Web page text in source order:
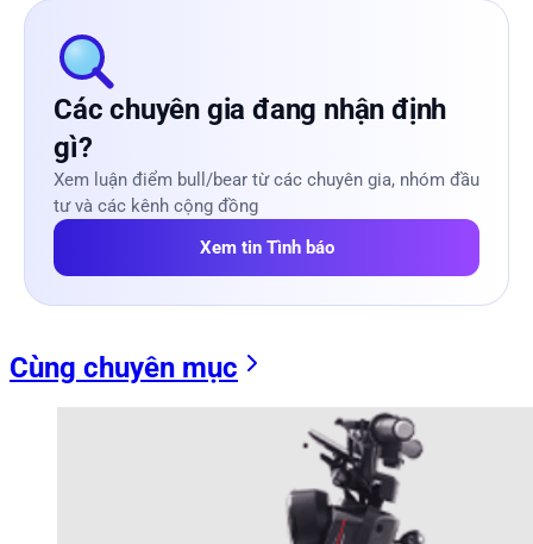
Các chuyên gia đang nhận định
gì?
Xem luận điểm bull/bear từ các chuyên gia, nhóm đầu
tư và các kênh cộng đồng
Xem tin Tình báo
Cùng chuyên mục